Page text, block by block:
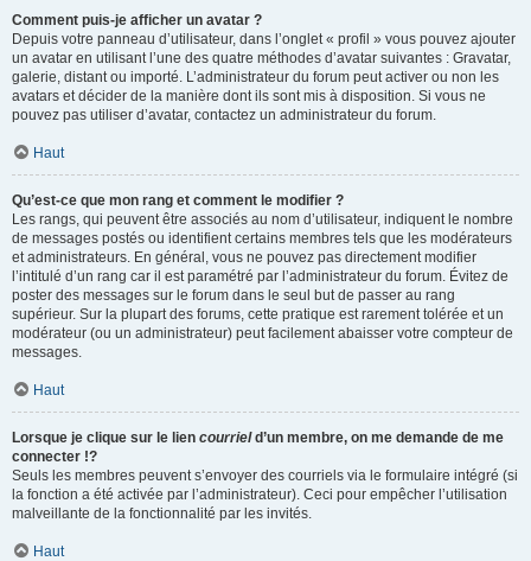
Comment puis-je afficher un avatar ?
Depuis votre panneau d’utilisateur, dans l’onglet « profil » vous pouvez ajouter
un avatar en utilisant l’une des quatre méthodes d’avatar suivantes : Gravatar,
galerie, distant ou importé. L’administrateur du forum peut activer ou non les
avatars et décider de la manière dont ils sont mis à disposition. Si vous ne
pouvez pas utiliser d’avatar, contactez un administrateur du forum.
Haut
Qu’est-ce que mon rang et comment le modifier ?
Les rangs, qui peuvent être associés au nom d’utilisateur, indiquent le nombre
de messages postés ou identifient certains membres tels que les modérateurs
et administrateurs. En général, vous ne pouvez pas directement modifier
l’intitulé d’un rang car il est paramétré par l’administrateur du forum. Évitez de
poster des messages sur le forum dans le seul but de passer au rang
supérieur. Sur la plupart des forums, cette pratique est rarement tolérée et un
modérateur (ou un administrateur) peut facilement abaisser votre compteur de
messages.
Haut
Lorsque je clique sur le lien courrield’un membre, on me demande de me
connecter !?
Seuls les membres peuvent s’envoyer des courriels via le formulaire intégré (si
la fonction a été activée par l’administrateur). Ceci pour empêcher l’utilisation
malveillante de la fonctionnalité par les invités.
Haut